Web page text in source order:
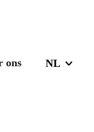
ons